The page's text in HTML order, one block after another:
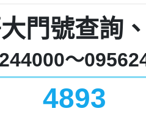
門號查詢
～
4893